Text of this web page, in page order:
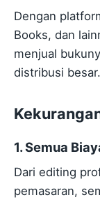
Dengan
Books, dan
menjual
distribusi besar.
1. Semua
Dari editing
pemasaran,